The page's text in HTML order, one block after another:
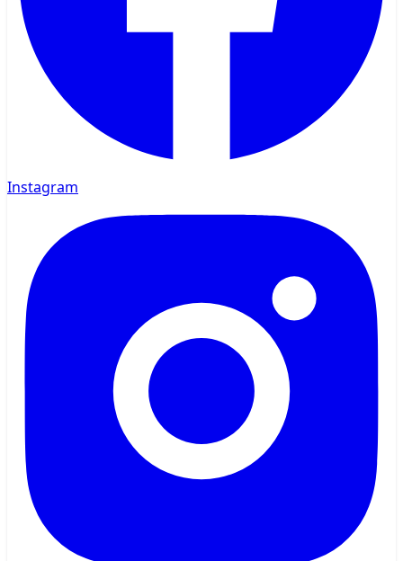
Instagram